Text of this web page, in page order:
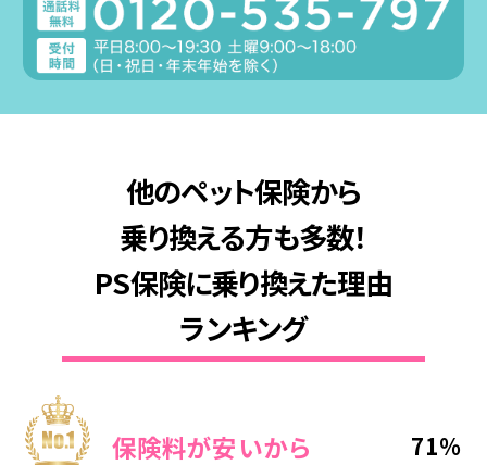
他のペット保険から
乗り換える方も多数！
PS保険に乗り換えた理由
ランキング
保険料が安いから